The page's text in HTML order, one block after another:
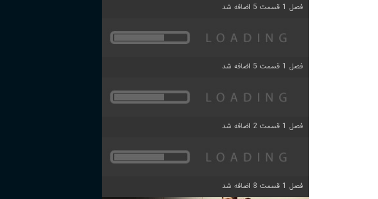
فصل 1 قسمت 5 اضافه شد
فصل 1 قسمت 5 اضافه شد
فصل 1 قسمت 2 اضافه شد
فصل 1 قسمت 8 اضافه شد